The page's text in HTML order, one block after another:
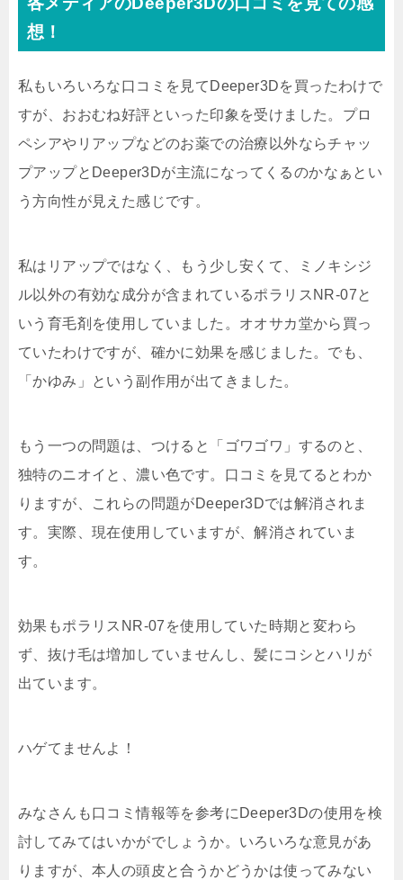
想！
私もいろいろな口コミを見てDeeper3Dを買ったわけで
すが、おおむね好評といった印象を受けました。 プロ
ペシアやリアップなどのお薬での治療以外ならチャッ
プアップとDeeper3Dが主流になってくるのかなぁとい
う方向性が見えた感じです。
私はリアップではなく、もう少し安くて、ミノキシジ
ル以外の有効な成分が含まれているポラリスNR-07と
いう育毛剤を使用していました。オオサカ堂から買っ
ていたわけですが、確かに効果を感じました。でも、
「かゆみ」という副作用が出てきました。
もう一つの問題は、つけると「ゴワゴワ」するのと、
独特のニオイと、濃い色です。口コミを見てるとわか
りますが、これらの問題がDeeper3Dでは解消されま
す。実際、現在使用していますが、解消されていま
す。
効果もポラリスNR-07を使用していた時期と変わら
ず、抜け毛は増加していませんし、髪にコシとハリが
出ています。
ハゲてませんよ！
みなさんも口コミ情報等を参考にDeeper3Dの使用を検
討してみてはいかがでしょうか。いろいろな意見があ
りますが、本人の頭皮と合うかどうかは使ってみない